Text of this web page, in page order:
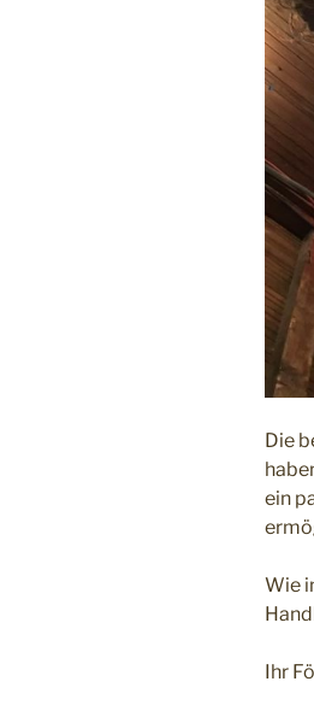
Die
ein
Wie
Ihr